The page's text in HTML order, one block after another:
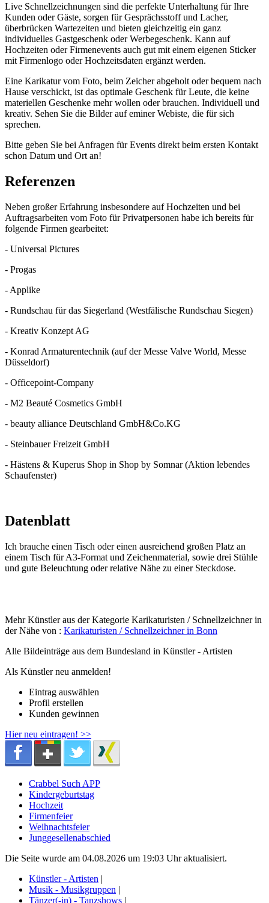
Live Schnellzeichnungen sind die perfekte Unterhaltung für Ihre
Kunden oder Gäste, sorgen für Gesprächsstoff und Lacher,
überbrücken Wartezeiten und bieten gleichzeitig ein ganz
individuelles Gastgeschenk oder Werbegeschenk. Kann auf
Hochzeiten oder Firmenevents auch gut mit einem eigenen Sticker
mit Firmenlogo oder Hochzeitsdaten ergänzt werden.
Eine Karikatur vom Foto, beim Zeicher abgeholt oder bequem nach
Hause verschickt, ist das optimale Geschenk für Leute, die keine
materiellen Geschenke mehr wollen oder brauchen. Individuell und
kreativ. Sehen Sie die Bilder auf eminer Webiste, die für sich
sprechen.
Bitte geben Sie bei Anfragen für Events direkt beim ersten Kontakt
schon Datum und Ort an!
Referenzen
Neben großer Erfahrung insbesondere auf Hochzeiten und bei
Auftragsarbeiten vom Foto für Privatpersonen habe ich bereits für
folgende Firmen gearbeitet:
- Universal Pictures
- Progas
- Applike
- Rundschau für das Siegerland (Westfälische Rundschau Siegen)
- Kreativ Konzept AG
- Konrad Armaturentechnik (auf der Messe Valve World, Messe
Düsseldorf)
- Officepoint-Company
- M2 Beauté Cosmetics GmbH
- beauty alliance Deutschland GmbH&Co.KG
- Steinbauer Freizeit GmbH
- Hästens & Kuperus Shop in Shop by Somnar (Aktion lebendes
Schaufenster)
Datenblatt
Ich brauche einen Tisch oder einen ausreichend großen Platz an
einem Tisch für A3-Format und Zeichenmaterial, sowie drei Stühle
und gute Beleuchtung oder relative Nähe zu einer Steckdose.
Mehr Künstler aus der Kategorie Karikaturisten / Schnellzeichner in
der Nähe von : Karikaturisten / Schnellzeichner in Bonn
Alle Bildeinträge aus dem Bundesland in Künstler - Artisten
Als Künstler neu anmelden!
Eintrag auswählen
Profil erstellen
Kunden gewinnen
Hier neu eintragen! >>
Crabbel Such APP
Kindergeburtstag
Hochzeit
Firmenfeier
Weihnachtsfeier
Junggesellenabschied
Die Seite wurde am 04.08.2026 um 19:03 Uhr aktualisiert.
Künstler - Artisten |
Musik - Musikgruppen |
Tänzer(-in) - Tanzshows |